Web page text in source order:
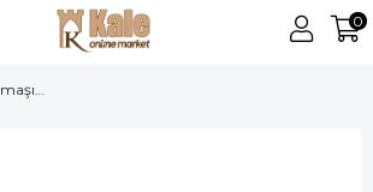
0
Omo Çamaşır Toz Deterjanı 1,5kg Color